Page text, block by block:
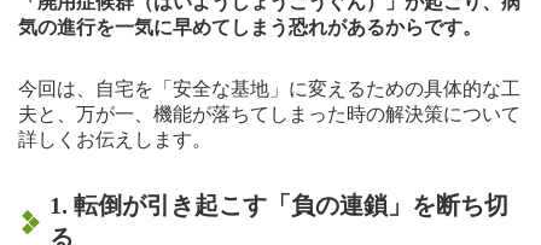
気の進行を一気に早めてしまう恐れがあるからです。
今回は、自宅を「安全な基地」に変えるための具体的な工
夫と、万が一、機能が落ちてしまった時の解決策について
詳しくお伝えします。
1. 転倒が引き起こす「負の連鎖」を断ち切
る